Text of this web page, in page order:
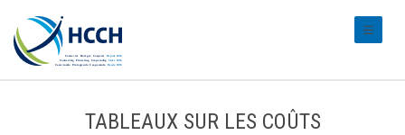
TABLEAUX SUR LES COÛTS